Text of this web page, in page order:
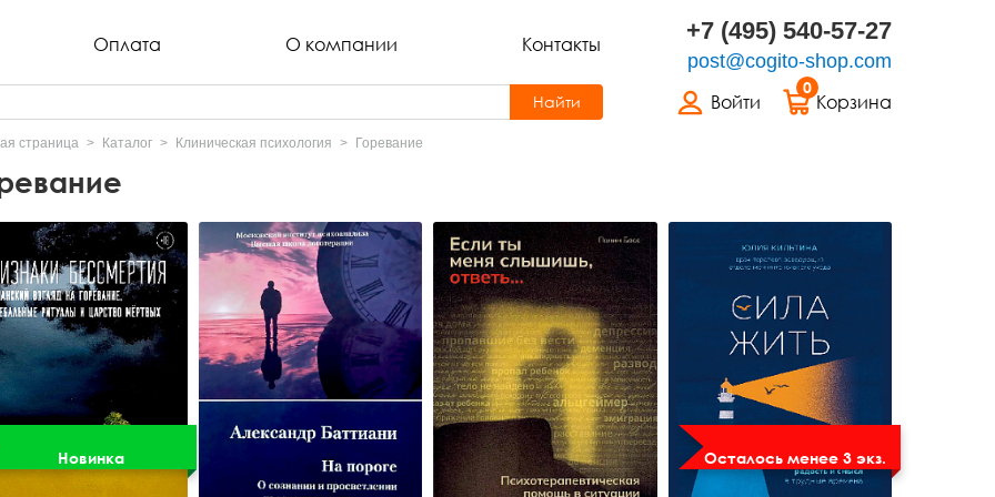
Оплата О компании Контакты +7 (495) 540-57-27
post@cogito-shop.com
Войти
0
Корзина
Найти
страница Каталог Клиническая психология Горевание
Новинка Осталось менее 3 экз.